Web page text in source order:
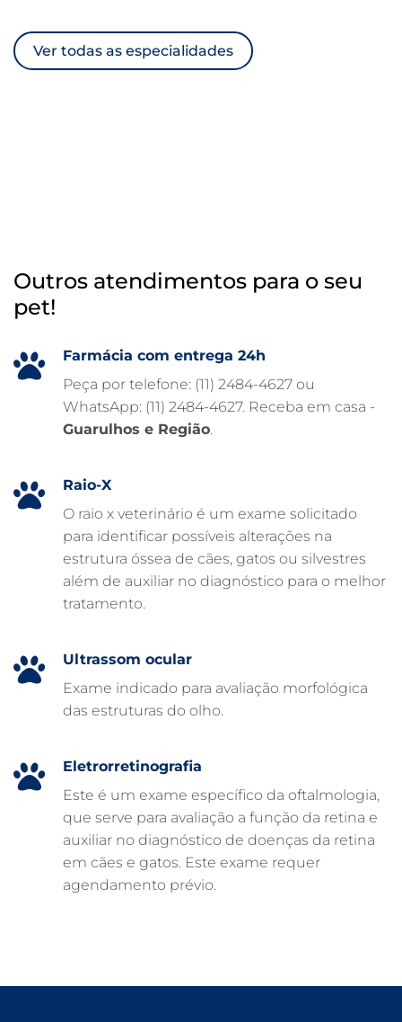
TRATAMENTO DE ANIMAIS
HOSPITAL VETERINÁRIO 24 HORAS
HOSPITAL VETERINÁRIO
FISIOTERAPIA VETERINÁRIA
FARMÁCIA VETERINÁRIA 24H
EMERGÊNCIA VETERINÁRIA
EMERGÊNCIA PARA PETS
CUIDADOS INTENSIVOS EM ANIMAIS
CLÍNICA VETERINÁRIA ARCA
CLÍNICA VETERINÁRIA 24 HORAS
ATENDIMENTO VETERINÁRIO
Ver todas as especialidades
Outros atendimentos para o seu
pet!
Farmácia com entrega 24h
Peça por telefone: (11) 2484-4627 ou
WhatsApp: (11) 2484-4627. Receba em casa -
Guarulhos e Região.
Raio-X
O raio x veterinário é um exame solicitado
para identificar possíveis alterações na
estrutura óssea de cães, gatos ou silvestres
além de auxiliar no diagnóstico para o melhor
tratamento.
Ultrassom ocular
Exame indicado para avaliação morfológica
das estruturas do olho.
Eletrorretinografia
Este é um exame específico da oftalmologia,
que serve para avaliação a função da retina e
auxiliar no diagnóstico de doenças da retina
em cães e gatos. Este exame requer
agendamento prévio.